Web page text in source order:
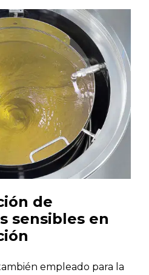
de
sensibles en
empleado para la